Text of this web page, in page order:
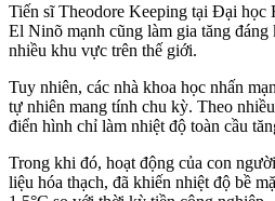
Tiến sĩ Theodore Keeping tại Đại học
El Ninõ mạnh cũng làm gia tăng
nhiều khu vực trên thế giới.
Tuy nhiên, các nhà khoa học nhấn
tự nhiên mang tính chu kỳ. Theo
điển hình chỉ làm nhiệt độ toàn cầu
Trong khi đó, hoạt động của con
liệu hóa thạch, đã khiến nhiệt độ bề